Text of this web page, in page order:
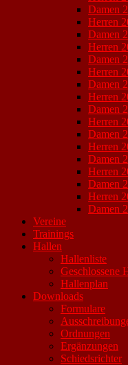
Damen
Herren
Damen
Herren
Damen
Herren
Damen
Herren
Damen
Herren
Damen
Herren
Damen
Herren
Damen
Herren
Damen
Vereine
Trainings
Hallen
Hallenliste
Geschlossene
Hallenplan
Downloads
Formulare
Ordnungen
Ergänzungen
Schiedsrichter